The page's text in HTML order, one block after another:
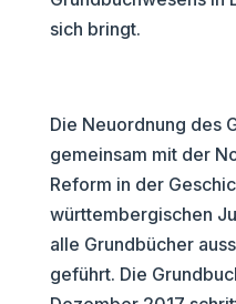
sich bringt.
Die Neuordnung des
gemeinsam mit der
Reform in der
württembergischen
alle Grundbücher
geführt. Die